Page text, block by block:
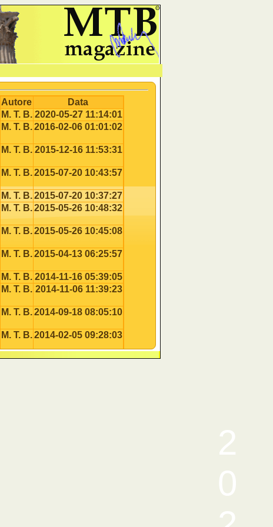
2
0
Θ
Autore
Data
M. T. B. 2020-05-27 11:14:01
M. T. B. 2016-02-06 01:01:02
M. T. B. 2015-12-16 11:53:31
M. T. B. 2015-07-20 10:43:57
M. T. B. 2015-07-20 10:37:27
M. T. B. 2015-05-26 10:48:32
M. T. B. 2015-05-26 10:45:08
M. T. B. 2015-04-13 06:25:57
M. T. B. 2014-11-16 05:39:05
M. T. B. 2014-11-06 11:39:23
M. T. B. 2014-09-18 08:05:10
M. T. B. 2014-02-05 09:28:03
M. T. B.2013-08-23 10:58:12